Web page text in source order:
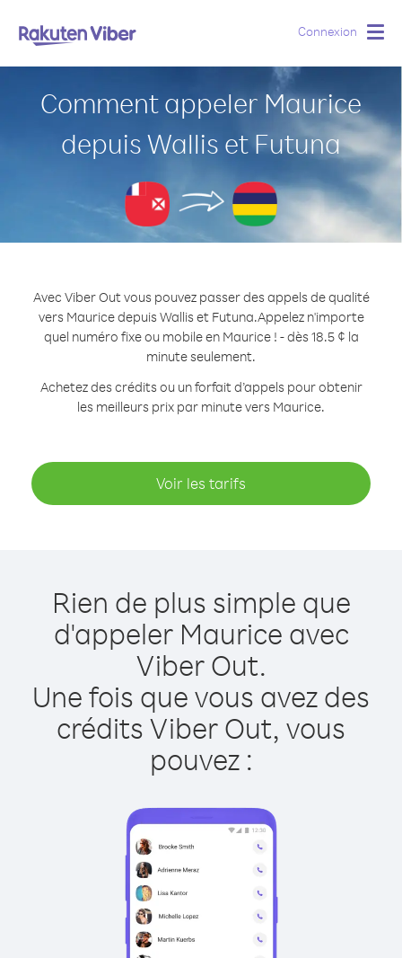
Connexion
Comment appeler Maurice
depuis Wallis et Futuna
Avec Viber Out vous pouvez passer des appels de qualité
vers Maurice depuis Wallis et Futuna.Appelez n'importe
quel numéro fixe ou mobile en Maurice ! - dès 18.5 ¢ la
minute seulement.
Achetez des crédits ou un forfait d’appels pour obtenir
les meilleurs prix par minute vers Maurice.
Voir les tarifs
Rien de plus simple que
d'appeler Maurice avec
Viber Out.
Une fois que vous avez des
crédits Viber Out, vous
pouvez :